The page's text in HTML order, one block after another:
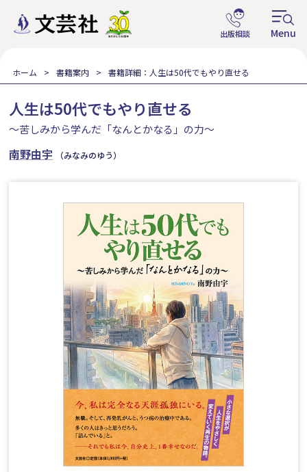
ホーム 書籍案内 書籍詳細：人生は50代でもやり直せる
人生は50代でもやり直せる
～苦しみから学んだ「なんとかなる」の力～
南野由宇 （みなみのゆう）